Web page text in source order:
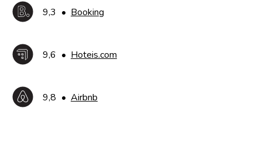
9,3 • Booking
9,6 • Hoteis.com
9,8 • Airbnb